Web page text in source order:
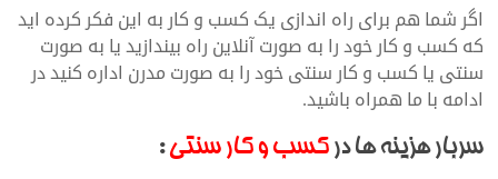
اگر شما هم برای راه اندازی یک کسب و کار به این فکر کرده اید
که کسب و کار خود را به صورت آنلاین راه بیندازید یا به صورت
سنتی یا کسب و کار سنتی خود را به صورت مدرن اداره کنید در
ادامه با ما همراه باشید.
سربار هزینه ها درکسب و کار سنتی: